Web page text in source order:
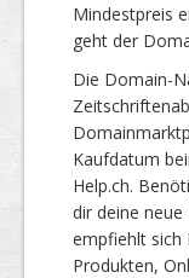
Mindestpreis
geht der
Die Domain-
Kaufdatum
Help.ch.
dir deine
empfiehlt sich
Produkten,